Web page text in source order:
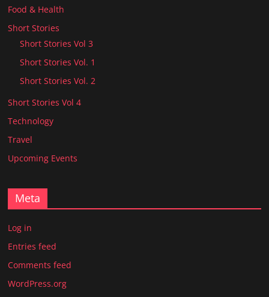
Food & Health
Short Stories
Short Stories Vol 3
Short Stories Vol. 1
Short Stories Vol. 2
Short Stories Vol 4
Technology
Travel
Upcoming Events
Meta
Log in
Entries feed
Comments feed
WordPress.org